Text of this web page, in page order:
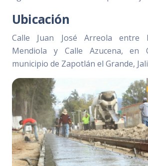
Ubicación
Calle Juan José Arreola entre
Mendiola y Calle Azucena, en
municipio de Zapotlán el Grande,